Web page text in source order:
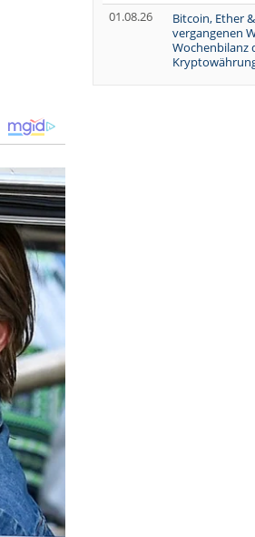
01.08.26
Bitcoin, Ether
vergangenen
Wochenbilanz